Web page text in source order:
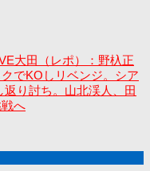
大田（レポ）：野杁正
でKOしリベンジ。シア
り討ち。山北渓人、田
へ